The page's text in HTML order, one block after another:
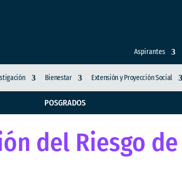
Aspirantes
Bienestar Extensión y Proyección Social
POSGRADOS
del Riesgo